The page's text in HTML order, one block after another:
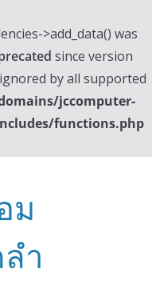
>add_data() was
since version
by all supported
jccomputer-
functions.php
ม
ำ